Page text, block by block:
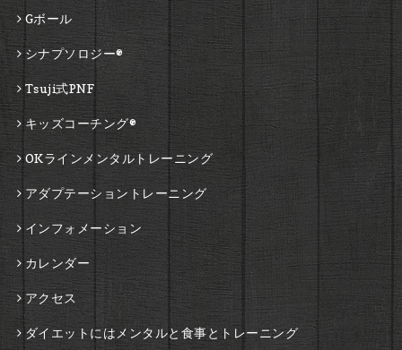
Gボール
シナプソロジー®
Tsuji式PNF
キッズコーチング®
OKラインメンタルトレーニング
アダプテーショントレーニング
インフォメーション
カレンダー
アクセス
ダイエットにはメンタルと食事とトレーニング